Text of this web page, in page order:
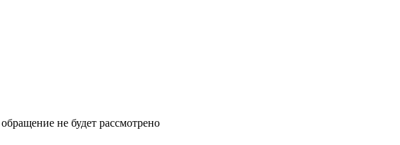
не будет рассмотрено